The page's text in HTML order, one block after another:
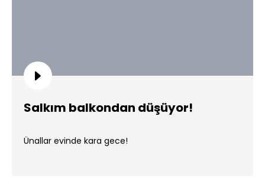
Salkım balkondan düşüyor!
Ünallar evinde kara gece!